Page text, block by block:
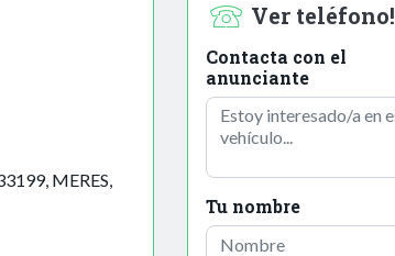
MERES,
Ver teléfono!
Contacta con el
anunciante
Tu nombre